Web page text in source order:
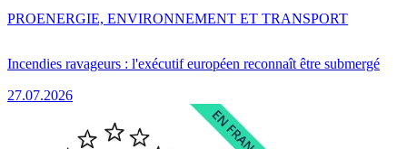
Incendies ravageurs : l'exécutif européen reconnaît être submergé
27.07.2026
PROENERGIE, ENVIRONNEMENT ET TRANSPORT